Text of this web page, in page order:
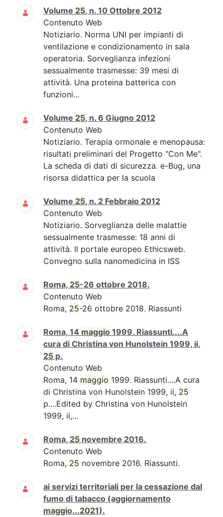
Volume 25, n. 10 Ottobre 2012
Contenuto Web
Notiziario. Norma UNI per impianti di
ventilazione e condizionamento in sala
operatoria. Sorveglianza infezioni
sessualmente trasmesse: 39 mesi di
attività. Una proteina batterica con
funzioni...
Volume 25, n. 6 Giugno 2012
Contenuto Web
Notiziario. Terapia ormonale e menopausa:
risultati preliminari del Progetto "Con Me".
La scheda di dati di sicurezza. e-Bug, una
risorsa didattica per la scuola
Volume 25, n. 2 Febbraio 2012
Contenuto Web
Notiziario. Sorveglianza delle malattie
sessualmente trasmesse: 18 anni di
attività. Il portale europeo Ethicsweb.
Convegno sulla nanomedicina in ISS
Roma, 25-26 ottobre 2018.
Contenuto Web
Roma, 25-26 ottobre 2018. Riassunti
Roma, 14 maggio 1999. Riassunti....A
cura di Christina von Hunolstein 1999, ii,
25 p.
Contenuto Web
Roma, 14 maggio 1999. Riassunti....A cura
di Christina von Hunolstein 1999, ii, 25
p....Edited by Christina von Hunolstein
1999, ii,...
Roma, 25 novembre 2016.
Contenuto Web
Roma, 25 novembre 2016. Riassunti.
ai servizi territoriali per la cessazione dal
fumo di tabacco (aggiornamento
maggio...2021).